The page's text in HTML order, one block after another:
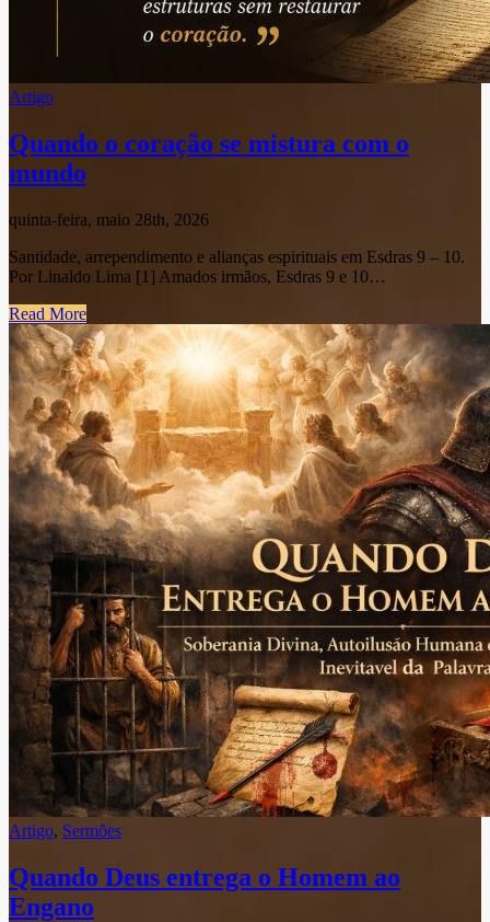
Artigo
Quando o coração se mistura com o
mundo
quinta-feira, maio 28th, 2026
Santidade, arrependimento e alianças espirituais em Esdras 9 – 10.
Por Linaldo Lima [1] Amados irmãos, Esdras 9 e 10…
Read More
Artigo, Sermões
Quando Deus entrega o Homem ao
Engano